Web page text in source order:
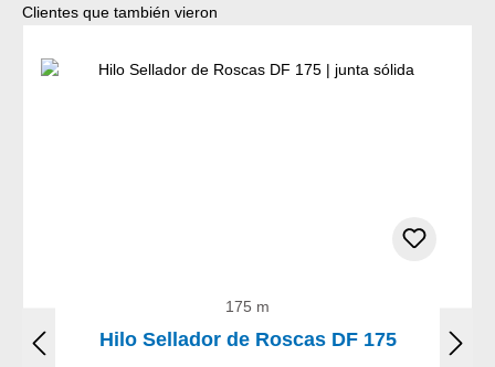
Omitir la galería de productos
Clientes que también vieron
175 m
Hilo Sellador de Roscas DF 175